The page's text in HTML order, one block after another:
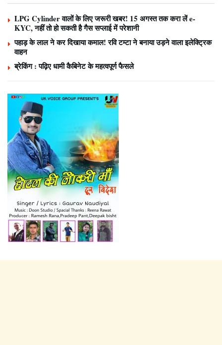
LPG Cylinder वालों के लिए जरूरी खबर! 15 अगस्त तक करा लें e-
KYC, नहीं तो हो सकती है गैस सप्लाई में परेशानी
पहाड़ के लाल ने कर दिखाया कमाल! रवि टम्टा ने बनाया उड़ने वाला इलेक्ट्रिक
वाहन
ब्रेकिंग : पढ़िए धामी कैबिनेट के महत्वपूर्ण फैसले